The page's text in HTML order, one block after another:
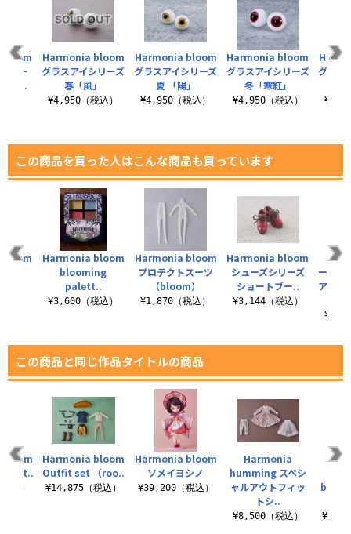
Harmonia bloom
グラスアイシリーズ
夏 「陽」
¥4,950（税込）
Harmonia bloom
グラスアイシリーズ
冬「寒紅」
¥4,950（税込）
グラス
リー
こ..
Harmonia bloom
グラスアイシリーズ
春「風」
¥4,950（税込）
この商品を買った人はこんな商品も買っています
Harmonia bloom
プロテクトスーツ
（bloom）
¥1,870（税込）
Harmonia bloom
シューズシリーズ
ショートブー..
¥3,144（税込）
【
ーズド
アメイ
Harmonia bloom
blooming
palett..
¥3,600（税込）
この商品と同じ作品タイトルの商品
Harmonia bloom
ソメイヨシノ
¥39,200（税込）
Harmonia
humming スペシ
ャルアウトフィッ
トシ..
¥8,500（税込）
込）
Harmonia bloom
Outfit set （roo..
¥14,875（税込）